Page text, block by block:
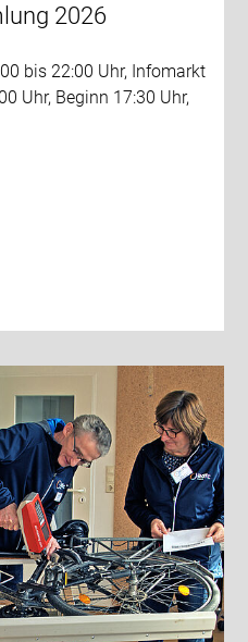
2026
bis 22:00 Uhr, Infomarkt
Uhr, Beginn 17:30 Uhr,